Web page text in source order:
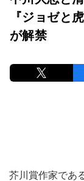
『ジョゼと
が解禁
芥川賞作家であ